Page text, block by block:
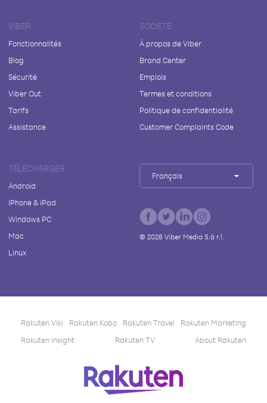
VIBER
Fonctionnalités
Blog
Sécurité
Viber Out
Tarifs
Assistance
SOCIÉTÉ
À propos de Viber
Brand Center
Emplois
Termes et conditions
Politique de confidentialité
Customer Complaints Code
TÉLÉCHARGER
Android
iPhone & iPad
Windows PC
Mac
Linux
Français
© 2026Viber Media S.à r.l.
Rakuten Viki Rakuten Kobo Rakuten Travel
Rakuten Marketing
Rakuten Insight
Rakuten TV About Rakuten